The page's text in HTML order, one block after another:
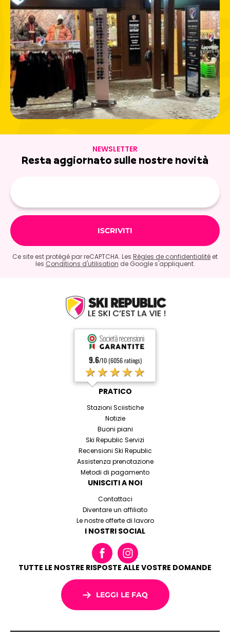
ConSki Republic, ogni giorno a Lanslevillard è una nuova
opportunità per condividere momenti meravigliosi in
famiglia.
NEWSLETTER
Resta aggiornato sulle nostre novità
Ce site est protégé par reCAPTCHA. Les Règles de confidentialité et
les Conditions d'utilisation de Google s'appliquent.
9.6/10 (6056 ratings)
★★★★★
PRATICO
Stazioni Sciistiche
Notizie
Buoni piani
Ski Republic Servizi
Recensioni Ski Republic
Assistenza prenotazione
Metodi di pagamento
UNISCITI A NOI
Contattaci
Diventare un affiliato
Le nostre offerte di lavoro
I NOSTRI SOCIAL
TUTTE LE NOSTRE RISPOSTE ALLE VOSTRE DOMANDE
LEGGI LE FAQ